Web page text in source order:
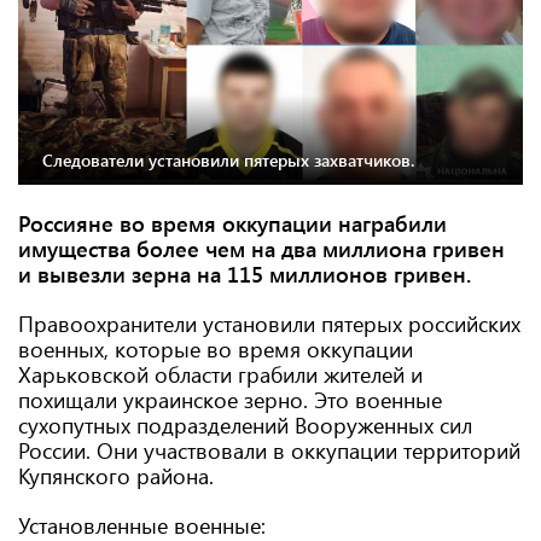
Следователи установили пятерых захватчиков.
Россияне во время оккупации награбили
имущества более чем на два миллиона гривен
и вывезли зерна на 115 миллионов гривен.
Правоохранители установили пятерых российских
военных, которые во время оккупации
Харьковской области грабили жителей и
похищали украинское зерно. Это военные
сухопутных подразделений Вооруженных сил
России. Они участвовали в оккупации территорий
Купянского района.
Установленные военные: